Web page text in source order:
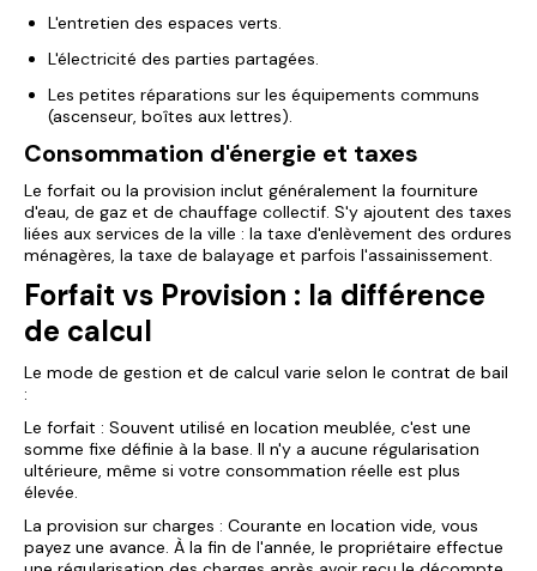
L'entretien des espaces verts.
L'électricité des parties partagées.
Les petites réparations sur les équipements communs
(ascenseur, boîtes aux lettres).
Consommation d'énergie et taxes
Le forfait ou la provision inclut généralement la fourniture
d'eau, de gaz et de chauffage collectif. S'y ajoutent des taxes
liées aux services de la ville : la taxe d'enlèvement des ordures
ménagères, la taxe de balayage et parfois l'assainissement.
Forfait vs Provision : la différence
de calcul
Le mode de gestion et de calcul varie selon le contrat de bail
:
Le forfait : Souvent utilisé en location meublée, c'est une
somme fixe définie à la base. Il n'y a aucune régularisation
ultérieure, même si votre consommation réelle est plus
élevée.
La provision sur charges : Courante en location vide, vous
payez une avance. À la fin de l'année, le propriétaire effectue